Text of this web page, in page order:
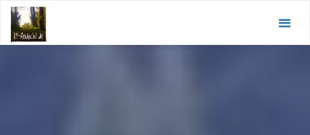
Zum
Inhalt
springen